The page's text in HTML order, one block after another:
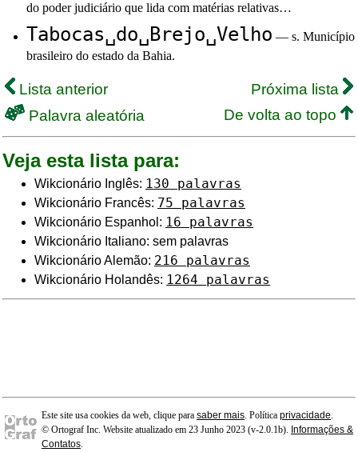
do poder judiciário que lida com matérias relativas…
Tabocas␣do␣Brejo␣Velho — s. Município
brasileiro do estado da Bahia.
Lista anterior
Próxima lista
Palavra aleatória
De volta ao topo
Veja esta lista para:
Wikcionário Inglês: 130 palavras
Wikcionário Francês: 75 palavras
Wikcionário Espanhol: 16 palavras
Wikcionário Italiano: sem palavras
Wikcionário Alemão: 216 palavras
Wikcionário Holandês: 1264 palavras
Este site usa cookies da web, clique para saber mais. Política privacidade.
© Ortograf Inc. Website atualizado em 23 Junho 2023 (v-2.0.1b). Informações &
Contatos.